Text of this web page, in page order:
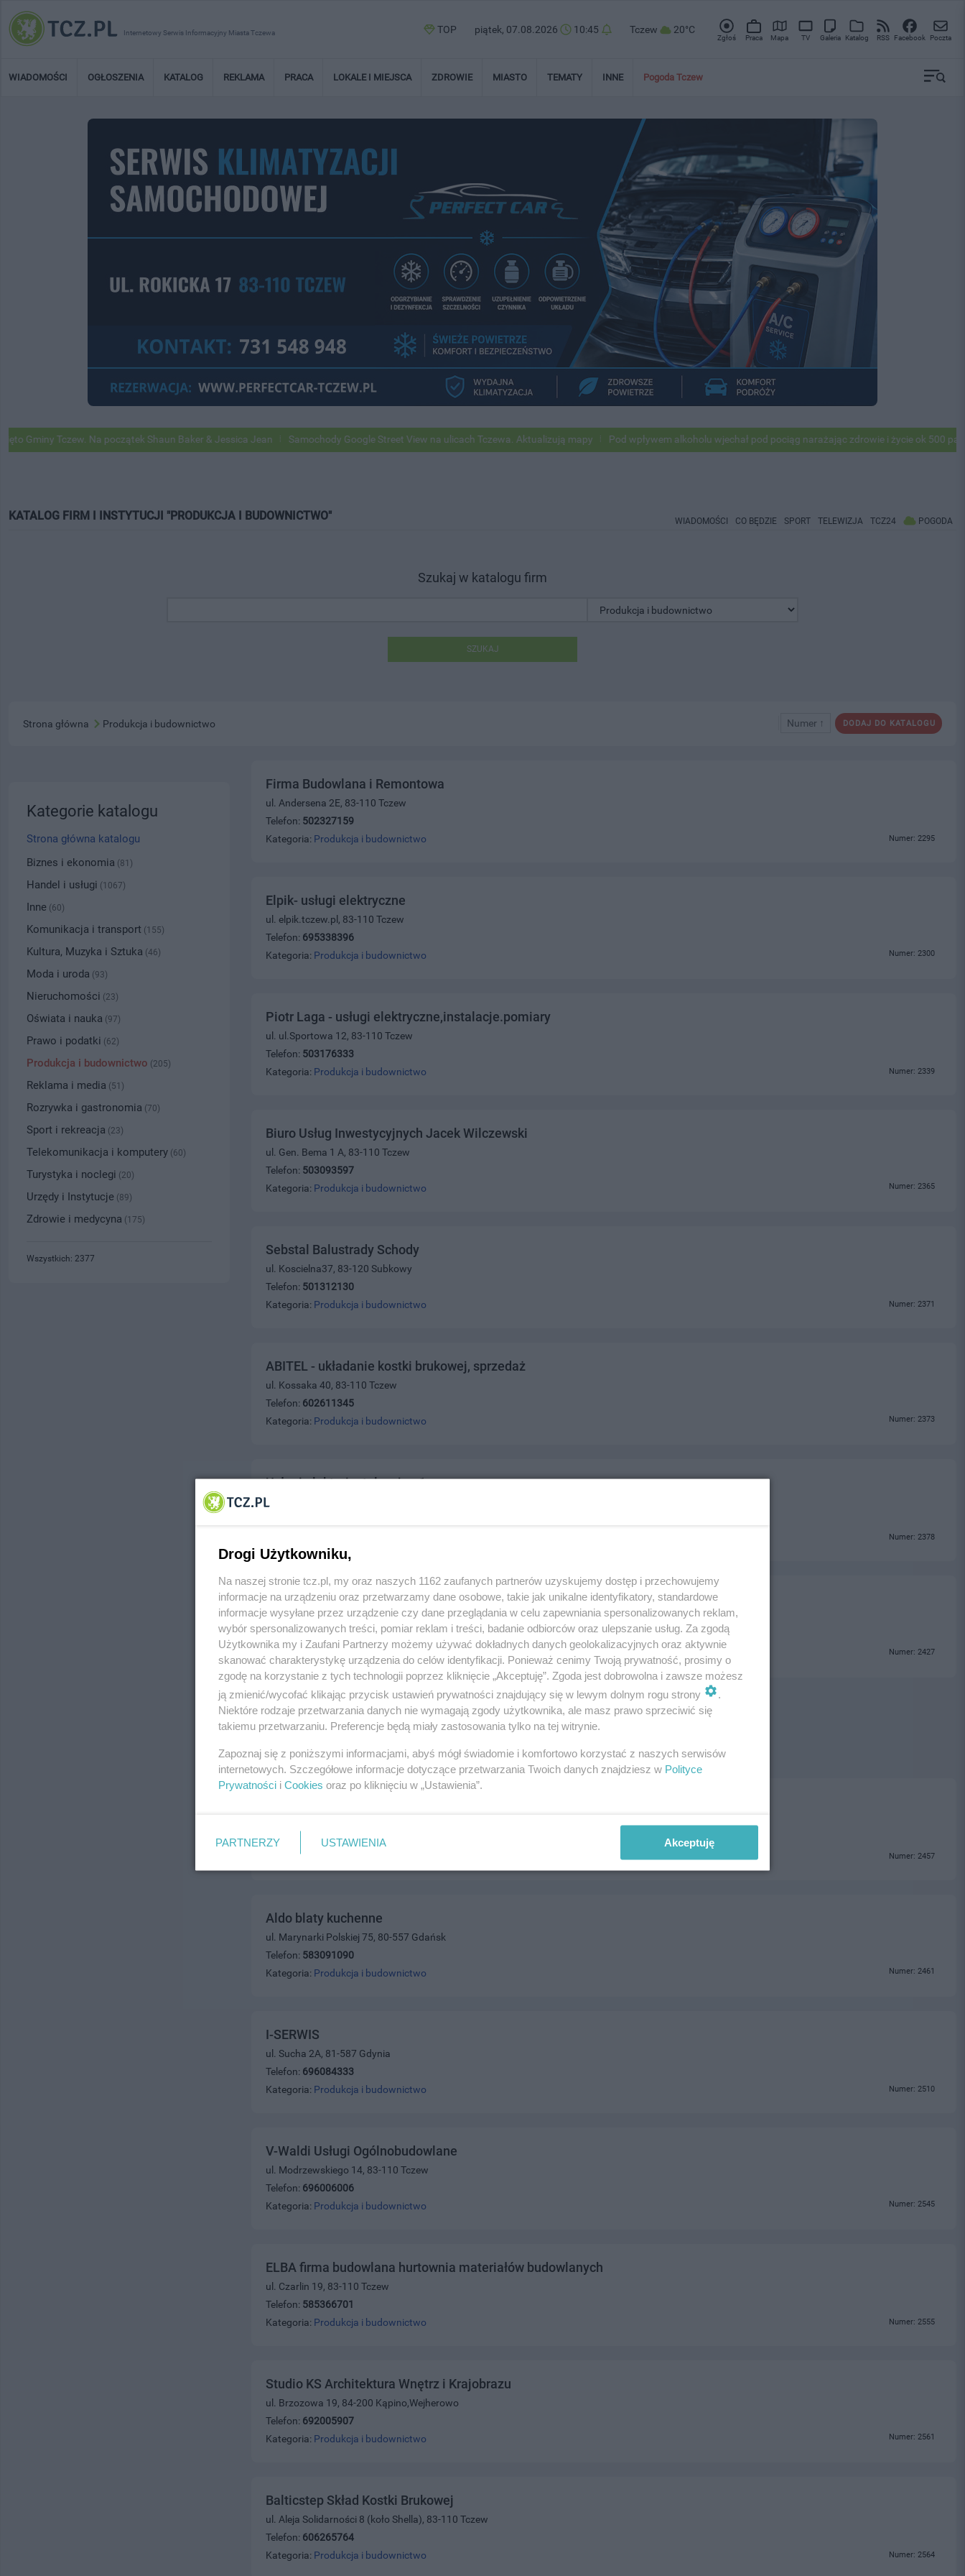
Internetowy Serwis Informacyjny Miasta Tczewa TOP piątek, 07.08.2026 10:45 Tczew 20°C
Zgłoś Praca Mapa TV Galeria Katalog RSS Facebook Poczta
WIADOMOŚCI OGŁOSZENIA KATALOG REKLAMA PRACA LOKALE I MIEJSCA ZDROWIE MIASTO TEMATY INNE Pogoda Tczew
Tczew. Na początek Shaun Baker & Jessica Jean Samochody Google Street View na ulicach Tczewa. Aktualizują mapy Pod wpływem alkoholu wjechał pod pociąg narażając zdrowie i życie ok 500 pasażerów!
KATALOG FIRM I INSTYTUCJI "PRODUKCJA I BUDOWNICTWO" WIADOMOŚCI CO BĘDZIE SPORT TELEWIZJA TCZ24 POGODA
Szukaj w katalogu firm
SZUKAJ
DODAJ DO KATALOGU
Numer ↑
Strona główna Produkcja i budownictwo
Firma Budowlana i Remontowa
ul. Andersena 2E, 83-110 Tczew
Telefon: 502327159
Kategoria: Produkcja i budownictwo Numer: 2295
Elpik- usługi elektryczne
ul. elpik.tczew.pl, 83-110 Tczew
Telefon: 695338396
Kategoria: Produkcja i budownictwo Numer: 2300
Piotr Laga - usługi elektryczne,instalacje.pomiary
ul. ul.Sportowa 12, 83-110 Tczew
Telefon: 503176333
Kategoria: Produkcja i budownictwo Numer: 2339
Biuro Usług Inwestycyjnych Jacek Wilczewski
ul. Gen. Bema 1 A, 83-110 Tczew
Telefon: 503093597
Kategoria: Produkcja i budownictwo Numer: 2365
Sebstal Balustrady Schody
ul. Koscielna37, 83-120 Subkowy
Telefon: 501312130
Kategoria: Produkcja i budownictwo Numer: 2371
ABITEL - układanie kostki brukowej, sprzedaż
ul. Kossaka 40, 83-110 Tczew
Telefon: 602611345
Kategoria: Produkcja i budownictwo Numer: 2373
Usługi elektroinstalacyjne 1
ul. Czarlin, 83-110 Tczew
Numer: 2378
D.S. Zakład Usługowo-Handlowy Dariusz Szafrański
ul. Przemysłowa 13, 83-110 Tczew
Telefon:585312310
Kategoria:
Produkcja i budownictwo Numer: 2427
Telefon:
515078844
Kategoria:
Numer: 2457
Aldo blaty kuchenne
ul. Marynarki Polskiej 75, 80-557 Gdańsk
Telefon: 583091090
Kategoria: Produkcja i budownictwo Numer: 2461
I-SERWIS
ul. Sucha 2A, 81-587 Gdynia
Telefon: 696084333
Kategoria: Produkcja i budownictwo Numer: 2510
V-Waldi Usługi Ogólnobudowlane
ul. Modrzewskiego 14, 83-110 Tczew
Telefon: 696006006
Kategoria: Produkcja i budownictwo Numer: 2545
ELBA firma budowlana hurtownia materiałów budowlanych
ul. Czarlin 19, 83-110 Tczew
Telefon: 585366701
Kategoria: Produkcja i budownictwo Numer: 2555
Studio KS Architektura Wnętrz i Krajobrazu
ul. Brzozowa 19, 84-200 Kąpino,Wejherowo
Telefon: 692005907
Kategoria: Produkcja i budownictwo Numer: 2561
Balticstep Skład Kostki Brukowej
ul. Aleja Solidarności 8 (koło Shella), 83-110 Tczew
Telefon: 606265764
Kategoria: Produkcja i budownictwo Numer: 2564
Kategorie katalogu
Strona główna katalogu
Biznes i ekonomia (81)
Handel i usługi (1067)
Inne (60)
Komunikacja i transport (155)
Kultura, Muzyka i Sztuka (46)
Moda i uroda (93)
Nieruchomości (23)
Oświata i nauka (97)
Prawo i podatki (62)
Produkcja i budownictwo (205)
Reklama i media (51)
Rozrywka i gastronomia (70)
Sport i rekreacja (23)
Telekomunikacja i komputery (60)
Turystyka i noclegi (20)
Urzędy i Instytucje (89)
Zdrowie i medycyna (175)
Wszystkich: 2377
Drogi Użytkowniku,
Na naszej stronie tcz.pl, my oraz naszych 1162 zaufanych partnerów uzyskujemy dostęp i przechowujemy
informacje na urządzeniu oraz przetwarzamy dane osobowe, takie jak unikalne identyfikatory, standardowe
informacje wysyłane przez urządzenie czy dane przeglądania w celu zapewniania spersonalizowanych reklam,
wybór spersonalizowanych treści, pomiar reklam i treści, badanie odbiorców oraz ulepszanie usług. Za zgodą
Użytkownika my i Zaufani Partnerzy możemy używać dokładnych danych geolokalizacyjnych oraz aktywnie
skanować charakterystykę urządzenia do celów identyfikacji. Ponieważ cenimy Twoją prywatność, prosimy o
zgodę na korzystanie z tych technologii poprzez kliknięcie „Akceptuję”. Zgoda jest dobrowolna i zawsze możesz
ją zmienić/wycofać klikając przycisk ustawień prywatności znajdujący się w lewym dolnym rogu strony
.
Niektóre rodzaje przetwarzania danych nie wymagają zgody użytkownika, ale masz prawo sprzeciwić się
takiemu przetwarzaniu. Preferencje będą miały zastosowania tylko na tej witrynie.
Zapoznaj się z poniższymi informacjami, abyś mógł świadomie i komfortowo korzystać z naszych serwisów
internetowych. Szczegółowe informacje dotyczące przetwarzania Twoich danych znajdziesz w Polityce
Prywatności i Cookies oraz po kliknięciu w „Ustawienia”.
PARTNERZY USTAWIENIA Akceptuję